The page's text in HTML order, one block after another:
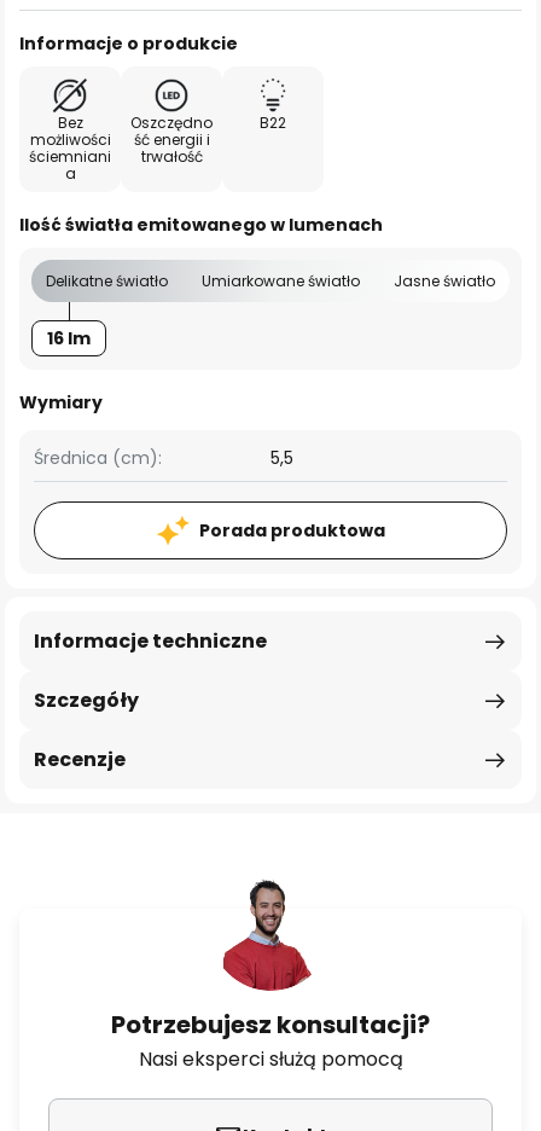
Informacje o produkcie
Bez
możliwości
ściemniani
a
Oszczędno
ść energii i
trwałość
B22
Ilość światła emitowanego w lumenach
Delikatne światło Umiarkowane światło Jasne światło
16 lm
Wymiary
Średnica (cm): 5,5
Porada produktowa
Szczegóły
Informacje techniczne
Recenzje
Potrzebujesz konsultacji?
Nasi eksperci służą pomocą